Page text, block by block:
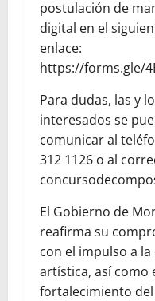
postulación de
digital en el
enlace:
https://forms.gle/
Para dudas, las y
interesados se
comunicar al
312 1126 o al
El Gobierno de
reafirma su
con el impulso a
artística, así como
fortalecimiento